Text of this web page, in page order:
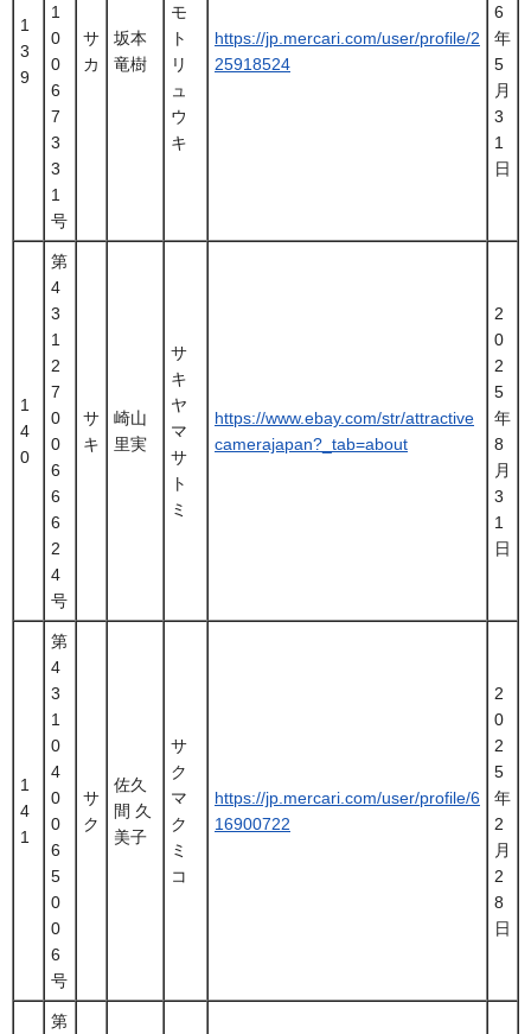
1
3
9
1
0
0
6
7
3
3
1
号
サ
カ
坂本
竜樹
モ
ト
リ
ュ
ウ
キ
https://jp.mercari.com/user/profile/2
25918524
6
年
5
月
3
1
日
1
4
0
第
4
3
1
2
7
0
0
6
6
6
2
4
号
サ
キ
崎山
里実
サ
キ
ヤ
マ
サ
ト
ミ
https://www.ebay.com/str/attractive
camerajapan?_tab=about
2
0
2
5
年
8
月
3
1
日
1
4
1
第
4
3
1
0
4
0
0
6
5
0
0
6
号
サ
ク
佐久
間 久
美子
サ
ク
マ
ク
ミ
コ
https://jp.mercari.com/user/profile/6
16900722
2
0
2
5
年
2
月
2
8
日
第